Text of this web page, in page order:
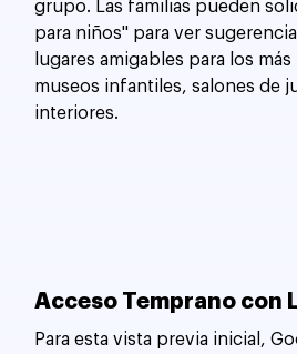
grupo. Las familias pueden
para niños" para ver
lugares amigables para los
museos infantiles, salones de
interiores.
Acceso Temprano con
Para esta vista previa inicial,